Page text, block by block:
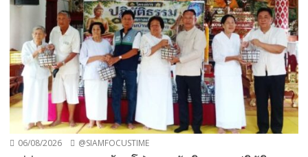
06/08/2026 @SIAMFOCUSTIME